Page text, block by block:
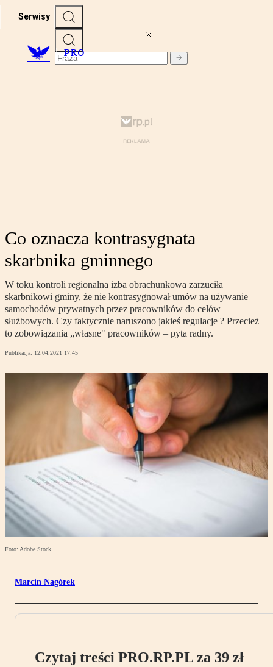
Serwisy
PRO
Co oznacza kontrasygnata
skarbnika gminnego
W toku kontroli regionalna izba obrachunkowa zarzuciła
skarbnikowi gminy, że nie kontrasygnował umów na używanie
samochodów prywatnych przez pracowników do celów
służbowych. Czy faktycznie naruszono jakieś regulacje ? Przecież
to zobowiązania „własne" pracowników – pyta radny.
Publikacja: 12.04.2021 17:45
Foto: Adobe Stock
Marcin Nagórek
Czytaj treści PRO.RP.PL za 39 zł